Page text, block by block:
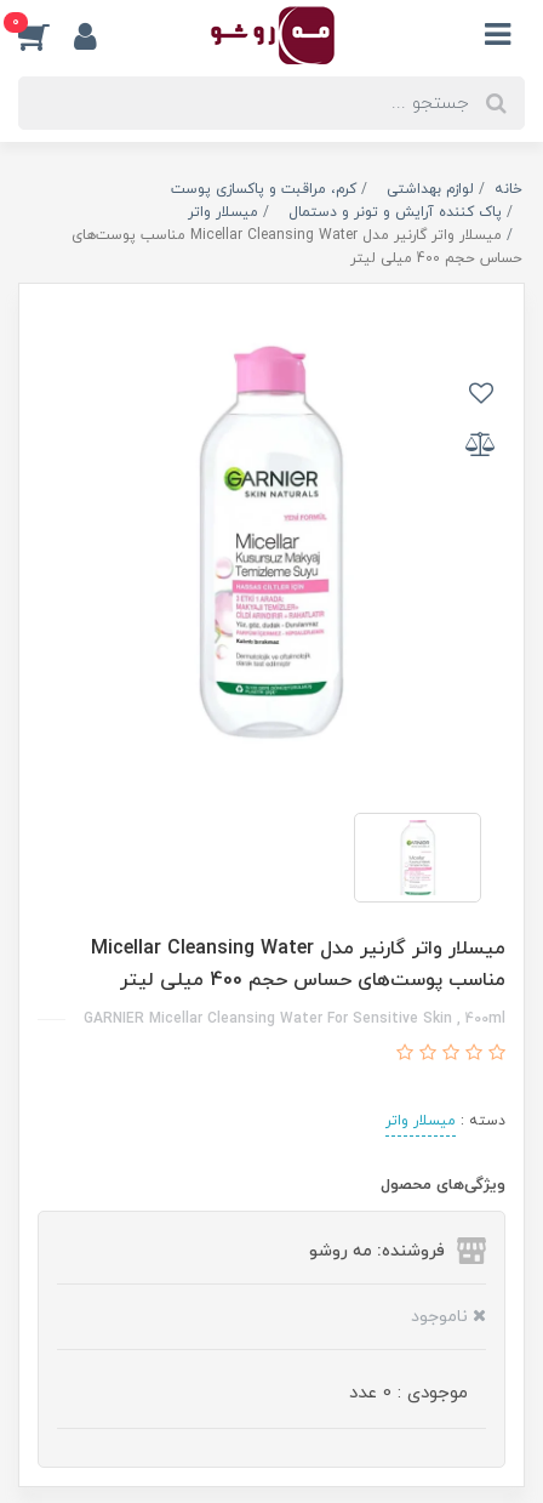
0
خانه لوازم بهداشتی
کرم، مراقبت و پاکسازی پوست
پاک کننده آرایش و تونر و دستمال
میسلار واتر
میسلار واتر گارنیر مدل Micellar Cleansing Water مناسب پوست‌های
حساس حجم 400 میلی لیتر
میسلار واتر گارنیر مدل Micellar Cleansing Water
مناسب پوست‌های حساس حجم 400 میلی لیتر
GARNIER Micellar Cleansing Water For Sensitive Skin , 400ml
دسته : میسلار واتر
ویژگی‌های محصول
فروشنده: مه رو‌شو
ناموجود
موجودی : 0 عدد